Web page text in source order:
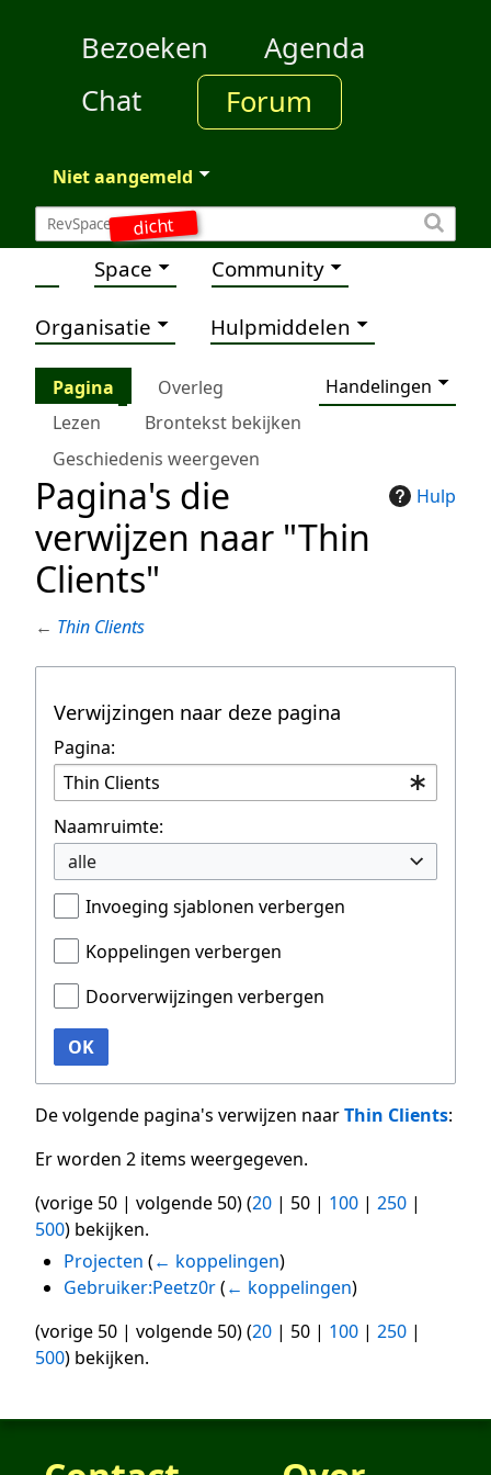
dicht
Bezoeken
Agenda
Chat
Forum
Niet aangemeld
Space Community
Organisatie Hulpmiddelen
Pagina Overleg
Handelingen
Lezen
Brontekst bekijken
Geschiedenis weergeven
Hulp
Pagina's die
verwijzen naar "Thin
Clients"
← Thin Clients
Verwijzingen naar deze pagina
Pagina:
Naamruimte:
alle
Invoeging sjablonen verbergen
Koppelingen verbergen
Doorverwijzingen verbergen
OK
De volgende pagina's verwijzen naarThin Clients:
Er worden 2 items weergegeven.
(vorige 50 | volgende 50) (20 | 50 | 100 | 250 |
500) bekijken.
Projecten (← koppelingen)
Gebruiker:Peetz0r (← koppelingen)
(vorige 50 | volgende 50) (20 | 50 | 100 | 250 |
500) bekijken.